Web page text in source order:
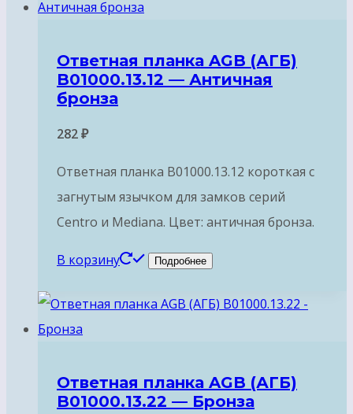
Ответная планка AGB (АГБ)
B01000.13.12 — Античная
бронза
282₽
Ответная планка B01000.13.12 короткая с
загнутым язычком для замков серий
Centro и Mediana. Цвет: античная бронза.
В корзину Подробнее
Ответная планка AGB (АГБ)
B01000.13.22 — Бронза